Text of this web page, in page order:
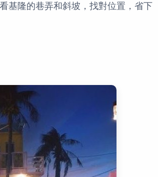
基隆的巷弄和斜坡，找對位置，省下